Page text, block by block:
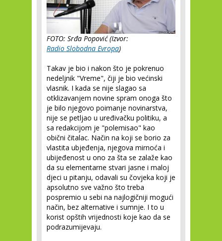
FOTO: Srđa Popović (Izvor:
Radio Slobodna Evropa)
Takav je bio i nakon što je pokrenuo
nedeljnik "Vreme", čiji je bio većinski
vlasnik. I kada se nije slagao sa
otklizavanjem novine spram onoga što
je bilo njegovo poimanje novinarstva,
nije se petljao u uređivačku politiku, a
sa redakcijom je "polemisao" kao
obični čitalac. Način na koji se borio za
vlastita ubjeđenja, njegova mirnoća i
ubijeđenost u ono za šta se zalaže kao
da su elementarne stvari jasne i maloj
djeci u pitanju, odavali su čovjeka koji je
apsolutno sve važno što treba
pospremio u sebi na najlogičniji mogući
način, bez alternative i sumnje. I to u
korist opštih vrijednosti koje kao da se
podrazumijevaju.